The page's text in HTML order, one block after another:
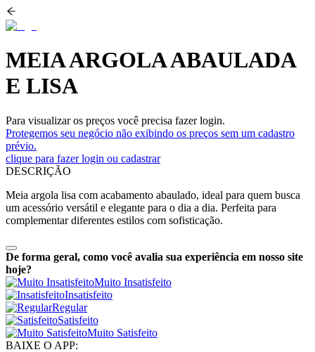
MEIA ARGOLA ABAULADA
E LISA
Para visualizar os preços você precisa fazer login.
Protegemos seu negócio não exibindo os preços sem um cadastro
prévio.
clique para fazer login ou cadastrar
DESCRIÇÃO
Meia argola lisa com acabamento abaulado, ideal para quem busca
um acessório versátil e elegante para o dia a dia. Perfeita para
complementar diferentes estilos com sofisticação.
De forma geral, como você avalia sua experiência em nosso site
hoje?
Muito Insatisfeito
Insatisfeito
Regular
Satisfeito
Muito Satisfeito
BAIXE O APP: